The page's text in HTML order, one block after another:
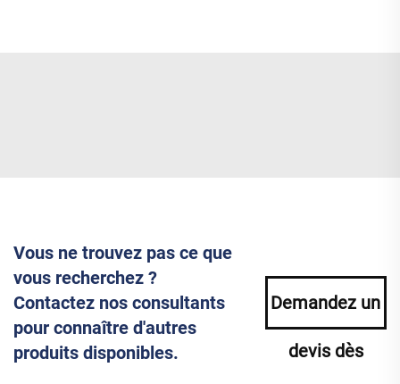
Vous ne trouvez pas ce que
vous recherchez ?
Contactez nos consultants
pour connaître d'autres
produits disponibles.
Demandez un
devis dès